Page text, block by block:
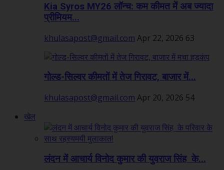
Kia Syros MY26 लॉन्च: कम कीमत में अब ज्यादा
प्रीमियम...
khulasapost@gmail.com Apr 22, 2026 63
गोल्ड-सिल्वर कीमतों में तेज गिरावट, बाजार में...
khulasapost@gmail.com Apr 20, 2026 54
खेल
लंदन में आचार्य विनोद कुमार की युवराज सिंह के...